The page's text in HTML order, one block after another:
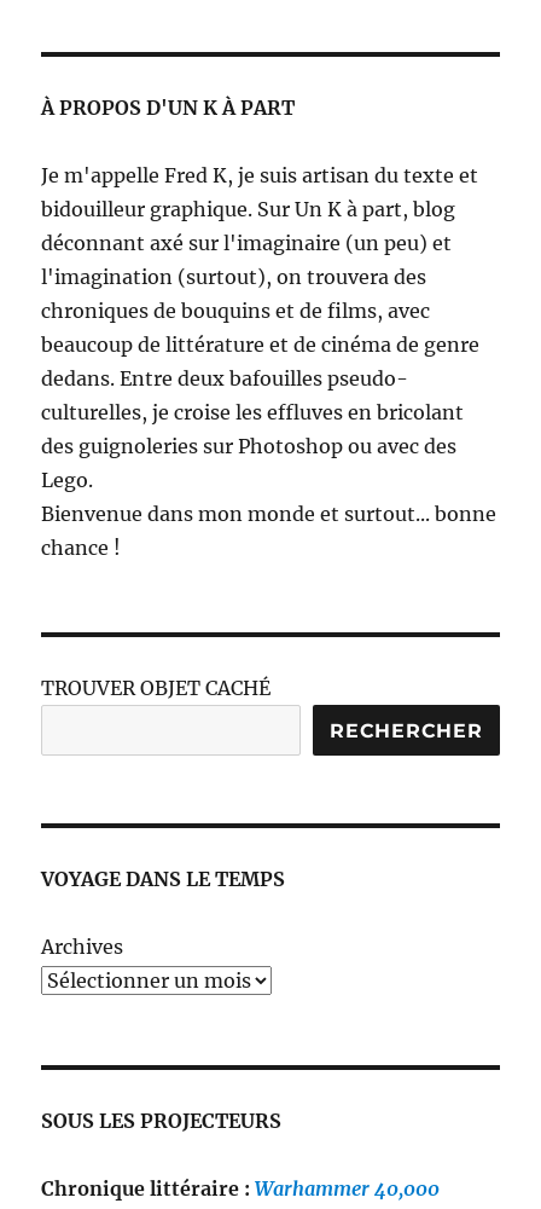
À PROPOS D'UN K À PART
Je m'appelle Fred K, je suis artisan du texte et
bidouilleur graphique. Sur Un K à part, blog
déconnant axé sur l'imaginaire (un peu) et
l'imagination (surtout), on trouvera des
chroniques de bouquins et de films, avec
beaucoup de littérature et de cinéma de genre
dedans. Entre deux bafouilles pseudo-
culturelles, je croise les effluves en bricolant
des guignoleries sur Photoshop ou avec des
Lego.
Bienvenue dans mon monde et surtout... bonne
chance !
TROUVER OBJET CACHÉ
RECHERCHER
VOYAGE DANS LE TEMPS
Archives
SOUS LES PROJECTEURS
Chronique littéraire :Warhammer 40,000